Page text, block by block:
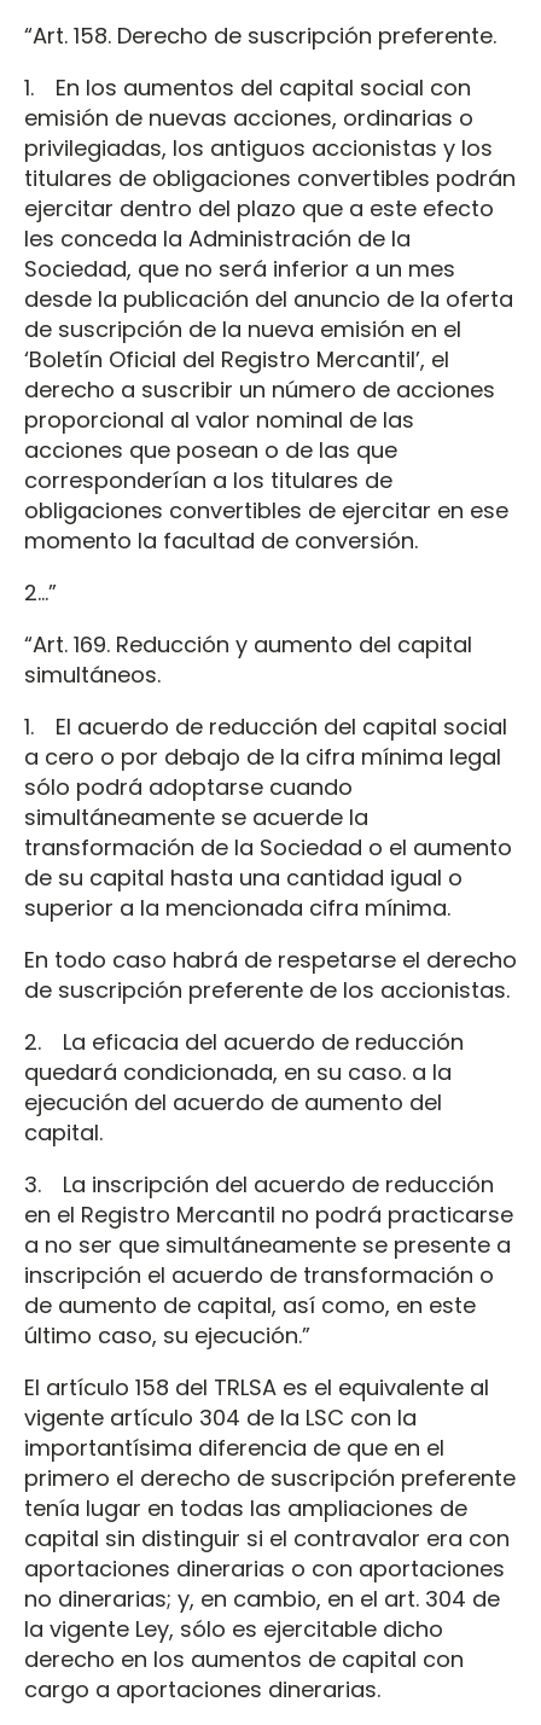
“Art. 158. Derecho de suscripción preferente.
1. En los aumentos del capital social con
emisión de nuevas acciones, ordinarias o
privilegiadas, los antiguos accionistas y los
titulares de obligaciones convertibles podrán
ejercitar dentro del plazo que a este efecto
les conceda la Administración de la
Sociedad, que no será inferior a un mes
desde la publicación del anuncio de la oferta
de suscripción de la nueva emisión en el
‘Boletín Oficial del Registro Mercantil’, el
derecho a suscribir un número de acciones
proporcional al valor nominal de las
acciones que posean o de las que
corresponderían a los titulares de
obligaciones convertibles de ejercitar en ese
momento la facultad de conversión.
2…”
“Art. 169. Reducción y aumento del capital
simultáneos.
1. El acuerdo de reducción del capital social
a cero o por debajo de la cifra mínima legal
sólo podrá adoptarse cuando
simultáneamente se acuerde la
transformación de la Sociedad o el aumento
de su capital hasta una cantidad igual o
superior a la mencionada cifra mínima.
En todo caso habrá de respetarse el derecho
de suscripción preferente de los accionistas.
2. La eficacia del acuerdo de reducción
quedará condicionada, en su caso. a la
ejecución del acuerdo de aumento del
capital.
3. La inscripción del acuerdo de reducción
en el Registro Mercantil no podrá practicarse
a no ser que simultáneamente se presente a
inscripción el acuerdo de transformación o
de aumento de capital, así como, en este
último caso, su ejecución.”
El artículo 158 del TRLSA es el equivalente al
vigente artículo 304 de la LSC con la
importantísima diferencia de que en el
primero el derecho de suscripción preferente
tenía lugar en todas las ampliaciones de
capital sin distinguir si el contravalor era con
aportaciones dinerarias o con aportaciones
no dinerarias; y, en cambio, en el art. 304 de
la vigente Ley, sólo es ejercitable dicho
derecho en los aumentos de capital con
cargo a aportaciones dinerarias.